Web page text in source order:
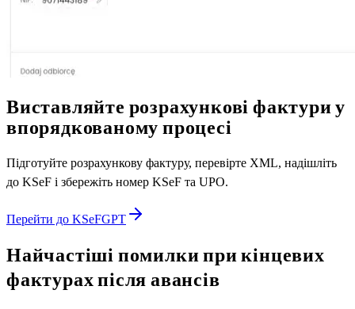
Виставляйте розрахункові фактури у
впорядкованому процесі
Підготуйте розрахункову фактуру, перевірте XML, надішліть
до KSeF і збережіть номер KSeF та UPO.
Перейти до KSeFGPT
Найчастіші помилки при кінцевих
фактурах після авансів